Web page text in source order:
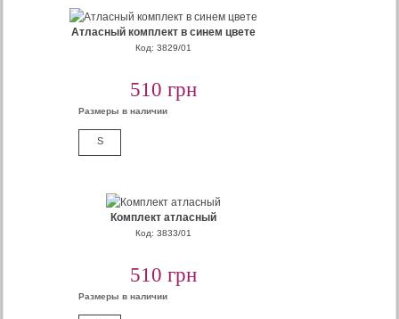
Атласный комплект в синем цвете
Код: 3829/01
510 грн
Размеры в наличии
S
Комплект атласный
Код: 3833/01
510 грн
Размеры в наличии